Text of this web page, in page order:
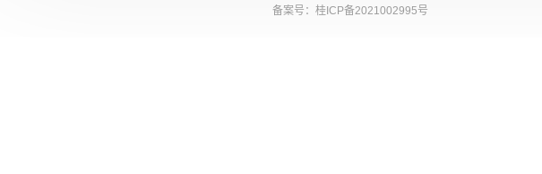
备案号： 桂ICP备2021002995号